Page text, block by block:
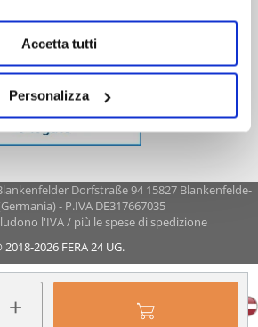
Accetta tutti
Personalizza
+
Dorfstraße 94 15827 Blankenfelde-
- P.IVA DE317667035
l'IVA / più le spese di spedizione
2026 FERA 24 UG.
INTERNATIONAL: